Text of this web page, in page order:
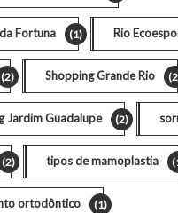
Fortuna (1) Rio
(2) Shopping Grande Rio
Jardim Guadalupe (2)
(2) tipos de mamoplastia
ortodôntico (1)